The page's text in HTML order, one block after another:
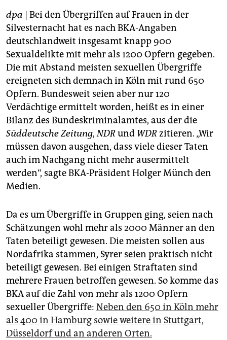
fragen & hilfe
unterstützen
abo
genossenschaft
epaper login
dpa | Bei den Übergriffen auf Frauen in der
Silvesternacht hat es nach BKA-Angaben
deutschlandweit insgesamt knapp 900
Sexualdelikte mit mehr als 1200 Opfern gegeben.
Die mit Abstand meisten sexuellen Übergriffe
ereigneten sich demnach in Köln mit rund 650
Opfern. Bundesweit seien aber nur 120
Verdächtige ermittelt worden, heißt es in einer
Bilanz des Bundeskriminalamtes, aus der die
Süddeutsche Zeitung,NDRund WDRzitieren. „Wir
müssen davon ausgehen, dass viele dieser Taten
auch im Nachgang nicht mehr ausermittelt
werden“, sagte BKA-Präsident Holger Münch den
Medien.
Da es um Übergriffe in Gruppen ging, seien nach
Schätzungen wohl mehr als 2000 Männer an den
Taten beteiligt gewesen. Die meisten sollen aus
Nordafrika stammen, Syrer seien praktisch nicht
beteiligt gewesen. Bei einigen Straftaten sind
mehrere Frauen betroffen gewesen. So komme das
BKA auf die Zahl von mehr als 1200 Opfern
sexueller Übergriffe: Neben den 650 in Köln mehr
als 400 in Hamburg sowie weitere in Stuttgart,
Düsseldorf und an anderen Orten.